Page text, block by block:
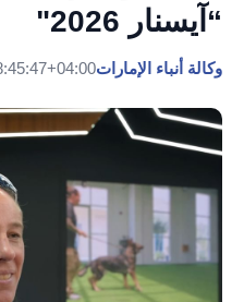
“آيسنار 2026"
وكالة أنباء الإمارات